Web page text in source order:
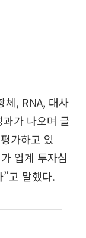
체, RNA, 대사
가 나오며 글
가하고 있
업계 투자심
고 말했다.